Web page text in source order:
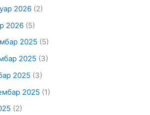
2026(2)
2026(5)
2025 (5)
2025 (3)
2025 (3)
2025 (1)
(2)